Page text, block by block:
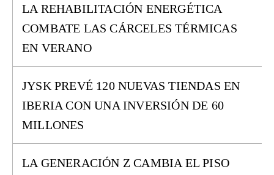
LA REHABILITACIÓN ENERGÉTICA
COMBATE LAS CÁRCELES TÉRMICAS
EN VERANO
JYSK PREVÉ 120 NUEVAS TIENDAS EN
IBERIA CON UNA INVERSIÓN DE 60
MILLONES
LA GENERACIÓN Z CAMBIA EL PISO